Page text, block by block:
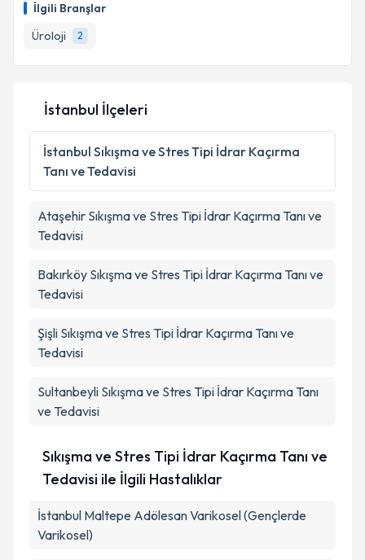
İlgili Branşlar
Üroloji
2
İstanbul İlçeleri
İstanbul Sıkışma ve Stres Tipi İdrar Kaçırma
Tanı ve Tedavisi
Ataşehir Sıkışma ve Stres Tipi İdrar Kaçırma Tanı ve
Tedavisi
Bakırköy Sıkışma ve Stres Tipi İdrar Kaçırma Tanı ve
Tedavisi
Şişli Sıkışma ve Stres Tipi İdrar Kaçırma Tanı ve
Tedavisi
Sultanbeyli Sıkışma ve Stres Tipi İdrar Kaçırma Tanı
ve Tedavisi
Sıkışma ve Stres Tipi İdrar Kaçırma Tanı ve
Tedavisi ile İlgili Hastalıklar
İstanbul Maltepe Adölesan Varikosel (Gençlerde
Varikosel)